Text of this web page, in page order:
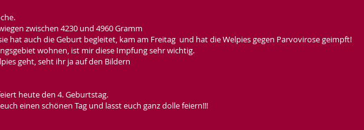
zwischen 4230 und 4960 Gramm
hat auch die Geburt begleitet, kam am Freitag und hat die Welpies gegen Parvovirose geimpft!
wohnen, ist mir diese Impfung sehr wichtig.
geht, seht ihr ja auf den Bildern
heute den 4. Geburtstag.
einen schönen Tag und lasst euch ganz dolle feiern!!!